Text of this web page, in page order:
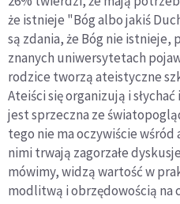
że istnieje "Bóg albo jakiś
są zdania, że Bóg nie istnieje,
znanych uniwersytetach
rodzice tworzą ateistyczne
Ateiści się organizują i
jest sprzeczna ze
tego nie ma oczywiście
nimi trwają zagorzałe
mówimy, widzą wartość w
modlitwą i obrzędowością na